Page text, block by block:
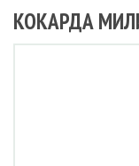
КОКАРДА